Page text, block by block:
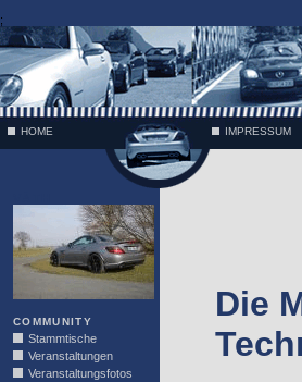
;
HOME IMPRESSUM
COMMUNITY
Stammtische
Veranstaltungen
Veranstaltungsfotos
Die